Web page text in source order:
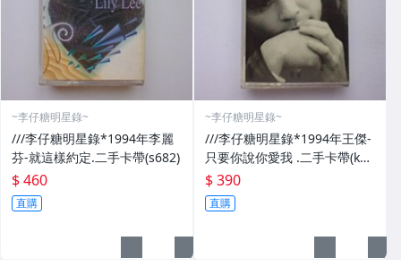
~李仔糖明星錄~
///李仔糖明星錄*1994年李麗
芬-就這樣約定.二手卡帶(s682)
$ 460
直購
~李仔糖明星錄~
///李仔糖明星錄*1994年王傑-
只要你說你愛我 .二手卡帶(k35
0)
$ 390
直購